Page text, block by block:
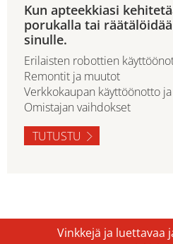
Kun apteekkiasi
porukalla tai
sinulle.
Erilaisten robottien
Remontit ja muutot
Verkkokaupan käyttöönotto
Omistajan vaihdokset
TUTUSTU
Vinkkejä ja luettavaa